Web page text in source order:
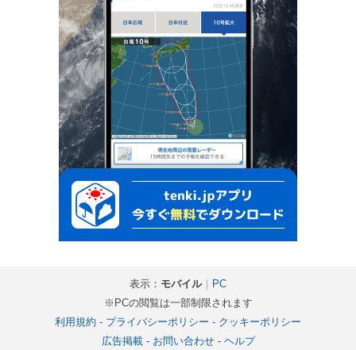
表示： モバイル｜ PC
※PCの閲覧は一部制限されます
利用規約 - プライバシーポリシー - クッキーポリシー
広告掲載- お問い合わせ- ヘルプ